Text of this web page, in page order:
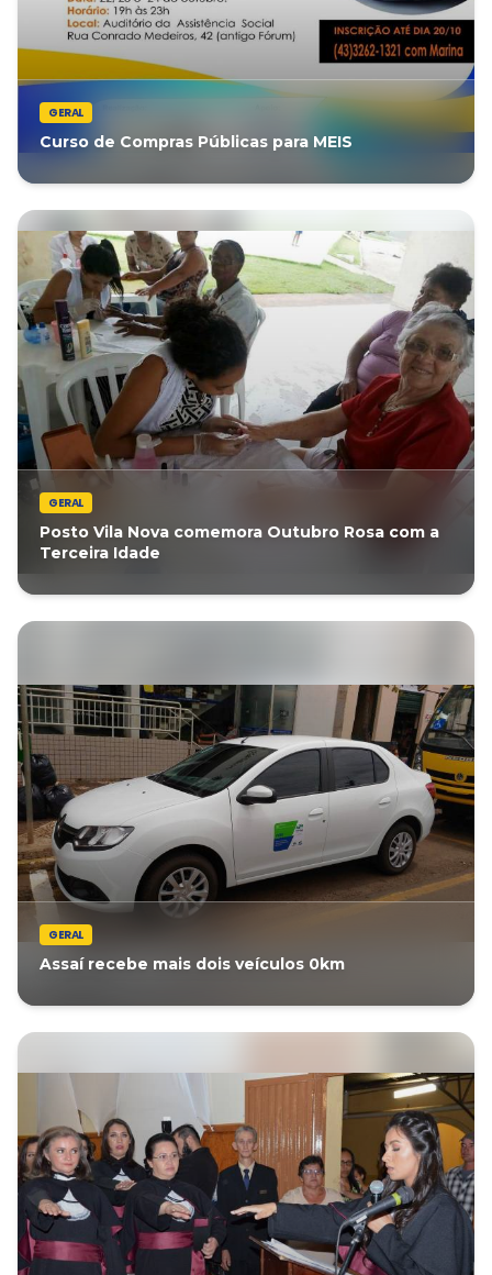
GERAL
Curso de Compras Públicas para MEIS
GERAL
Posto Vila Nova comemora Outubro Rosa com a
Terceira Idade
GERAL
Assaí recebe mais dois veículos 0km